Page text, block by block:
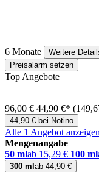
6 Monate
Weitere
Preisalarm setzen
Top Angebote
96,00 € 44,90 €*
44,90 € bei Notino
Alle 1 Angebot anzeigen
Mengenangabe
50 mlab 15,29 € 100 ml
300 ml ab 44,90 €